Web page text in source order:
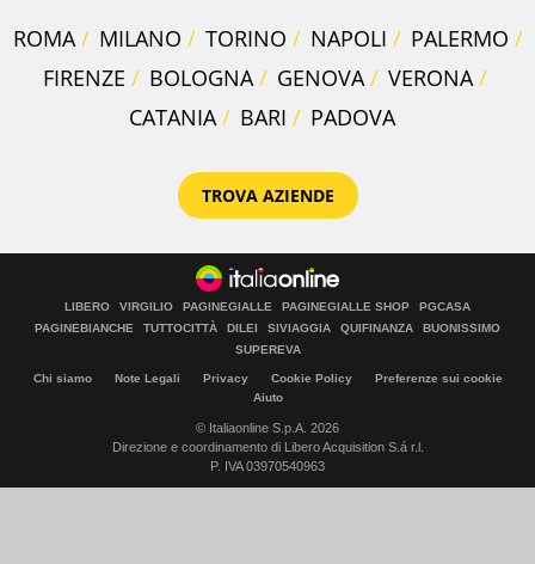
ROMA MILANO TORINO NAPOLI
PALERMO
FIRENZE
BOLOGNA GENOVA
VERONA
CATANIA
BARI PADOVA
TROVA AZIENDE
LIBERO VIRGILIO PAGINEGIALLE PAGINEGIALLE SHOP
PGCASA
PAGINEBIANCHE
TUTTOCITTÀ DILEI SIVIAGGIA QUIFINANZA
BUONISSIMO
SUPEREVA
Chi siamo Note Legali Privacy Cookie Policy
Preferenze sui cookie
Aiuto
© Italiaonline S.p.A. 2026
Direzione e coordinamento di Libero Acquisition S.á r.l.
P. IVA 03970540963